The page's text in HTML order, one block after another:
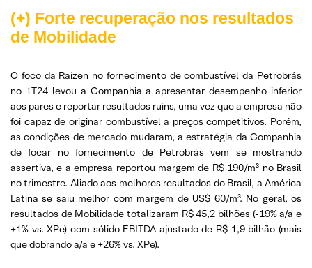
(+) Forte recuperação nos resultados
de Mobilidade
O foco da Raízen no fornecimento de combustível da Petrobrás
no 1T24 levou a Companhia a apresentar desempenho inferior
aos pares e reportar resultados ruins, uma vez que a empresa não
foi capaz de originar combustível a preços competitivos. Porém,
as condições de mercado mudaram, a estratégia da Companhia
de focar no fornecimento de Petrobrás vem se mostrando
assertiva, e a empresa reportou margem de R$ 190/m³ no Brasil
no trimestre. Aliado aos melhores resultados do Brasil, a América
Latina se saiu melhor com margem de US$ 60/m³. No geral, os
resultados de Mobilidade totalizaram R$ 45,2 bilhões (-19% a/a e
+1% vs. XPe) com sólido EBITDA ajustado de R$ 1,9 bilhão (mais
que dobrando a/a e +26% vs. XPe).